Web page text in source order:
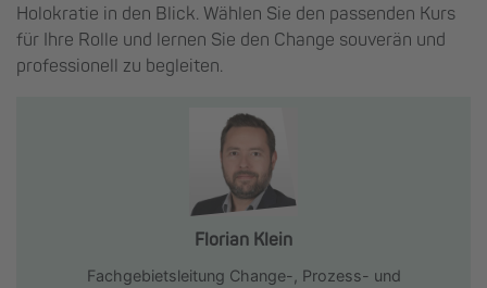
Holokratie in den Blick. Wählen Sie den passenden Kurs
für Ihre Rolle und lernen Sie den Change souverän und
professionell zu begleiten.
Florian Klein
Fachgebietsleitung Change-, Prozess- und